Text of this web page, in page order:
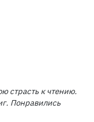
страсть к чтению.
Понравились